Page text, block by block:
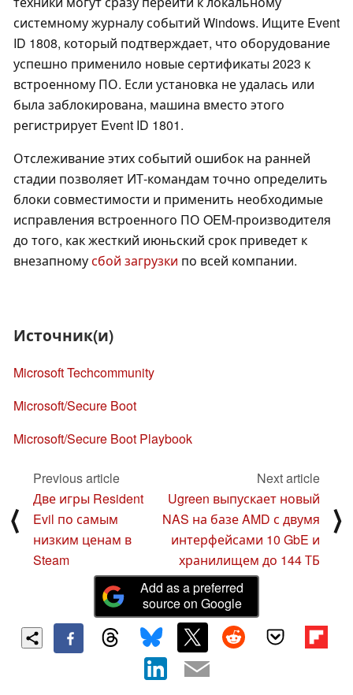
системному журналу событий Windows. Ищите Event
ID 1808, который подтверждает, что оборудование
успешно применило новые сертификаты 2023 к
встроенному ПО. Если установка не удалась или
была заблокирована, машина вместо этого
регистрирует Event ID 1801.
Отслеживание этих событий ошибок на ранней
стадии позволяет ИТ-командам точно определить
блоки совместимости и применить необходимые
исправления встроенного ПО OEM-производителя
до того, как жесткий июньский срок приведет к
внезапномусбой загрузки по всей компании.
Источник(и)
Microsoft Techcommunity
Microsoft/Secure Boot
Microsoft/Secure Boot Playbook
⟨
Previous article
Две игры Resident
Evil по самым
низким ценам в
Steam
Next article
Ugreen выпускает новый
NAS на базе AMD с двумя
интерфейсами 10 GbE и
хранилищем до 144 ТБ
⟩
Add as a preferred
source on Google